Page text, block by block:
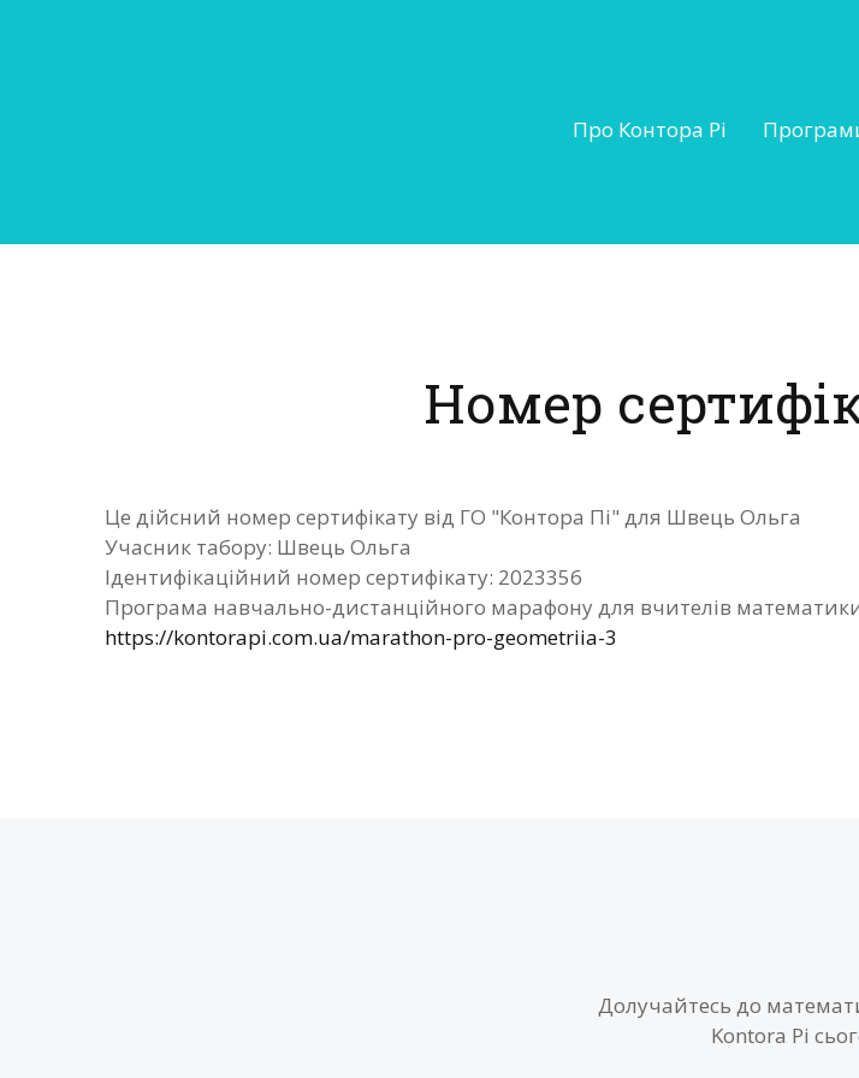
Про Контора Рі
Номер
Це дійсний номер сертифікату від ГО "Контора Пі" для Швець Ольга
Учасник табору: Швець Ольга
Ідентифікаційний номер сертифікату: 2023356
Програма навчально-дистанційного марафону для вчителів
https://kontorapi.com.ua/marathon-pro-geometriia-3
Долучайтесь до
Kontora Pi